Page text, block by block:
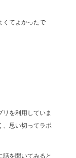
くてよかったで
を利用していま
、思い切ってラポ
を聞いてみると